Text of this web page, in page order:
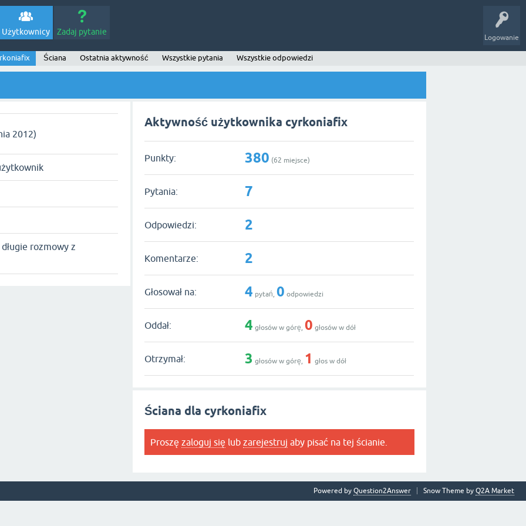
Logowanie
Użytkownicy Zadaj pytanie
Ściana Ostatnia aktywność Wszystkie pytania Wszystkie odpowiedzi
2012)
rozmowy z
Aktywność użytkownika cyrkoniafix
Punkty: 380 (62 miejsce)
Pytania: 7
Odpowiedzi: 2
Komentarze: 2
Głosował na: 4 pytań,0 odpowiedzi
Oddał: 4 głosów w górę,0 głosów w dół
Otrzymał: 3 głosów w górę, 1 głos w dół
Ściana dla cyrkoniafix
Proszęzaloguj się lubzarejestruj aby pisać na tej ścianie.
Snow Theme by Q2A Market
Powered by Question2Answer